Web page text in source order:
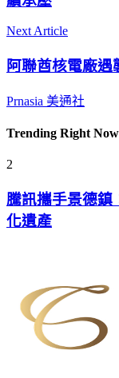
Next Article
阿聯酋核電廠
Prnasia 美通社
Trending Right
2
騰訊攜手景德
化遺產